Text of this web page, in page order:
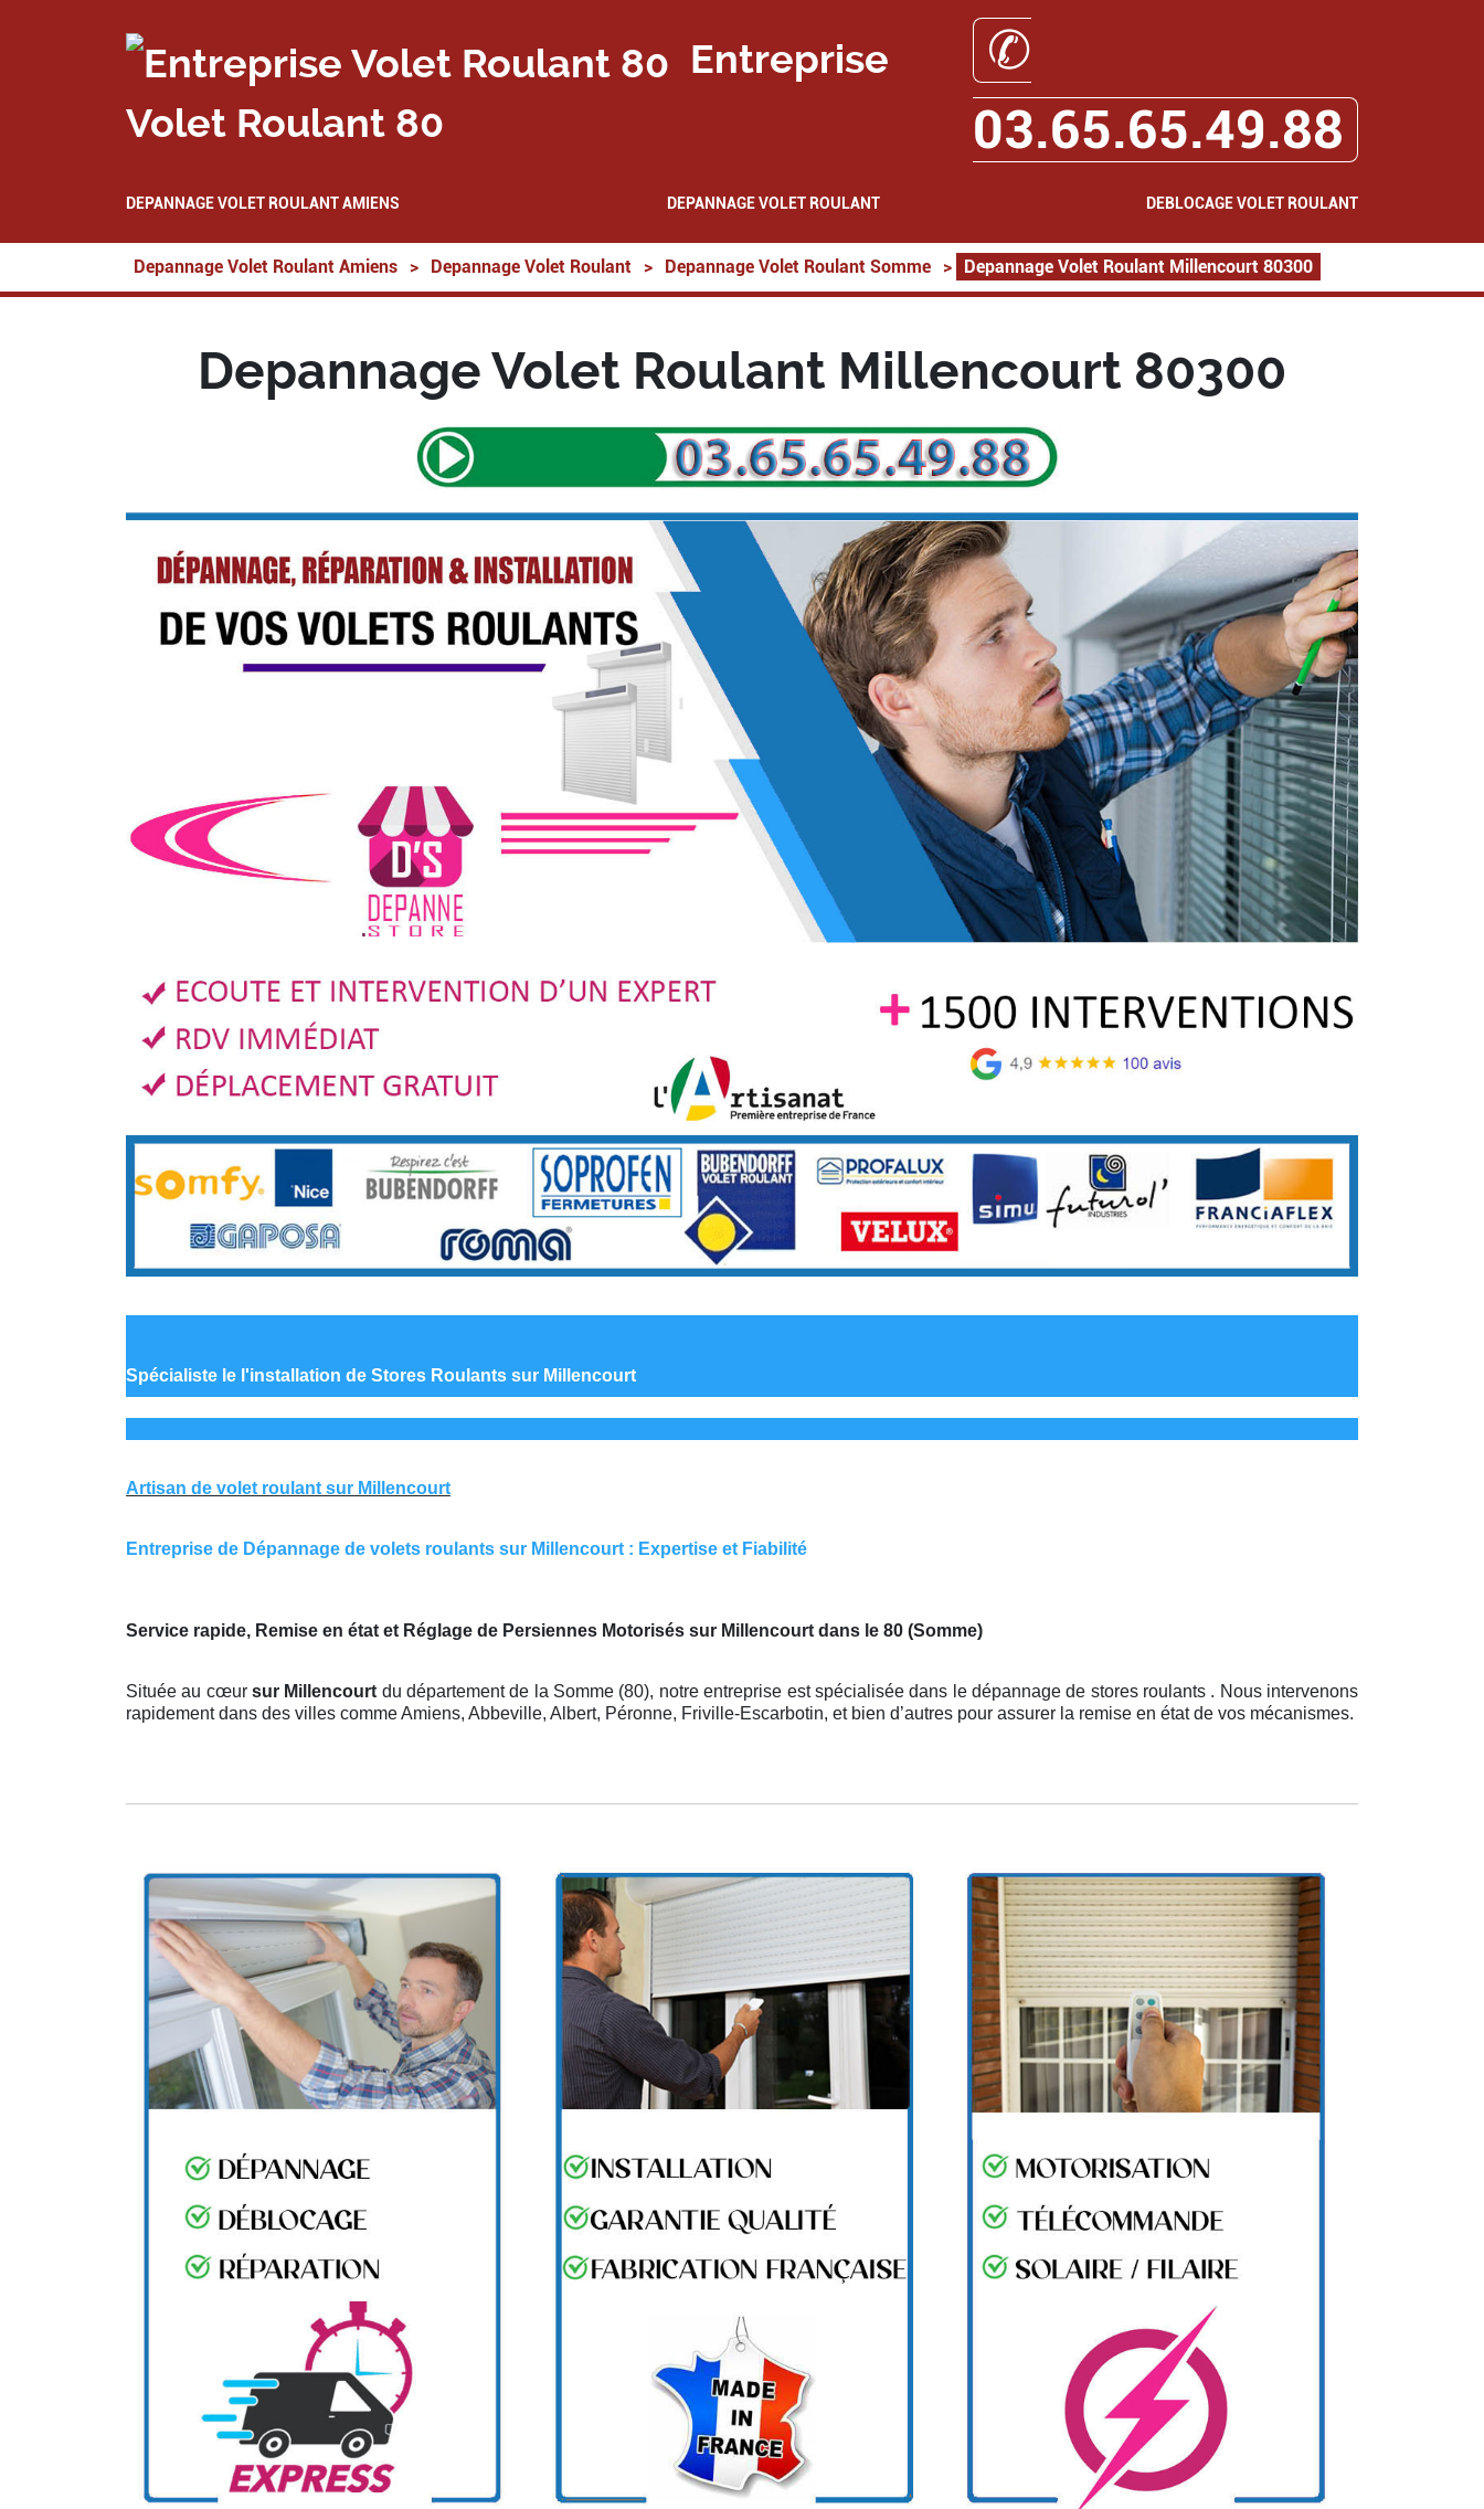
Entreprise
Volet Roulant 80
✆
03.65.65.49.88
DEPANNAGE VOLET ROULANT AMIENS DEPANNAGE VOLET ROULANT DEBLOCAGE VOLET ROULANT
Depannage Volet Roulant Amiens > Depannage Volet Roulant > Depannage Volet Roulant Somme > Depannage Volet Roulant Millencourt 80300
Depannage Volet Roulant Millencourt 80300
Spécialiste le l'installation de Stores Roulants sur Millencourt
Artisan de volet roulant sur Millencourt
Entreprise de Dépannage de volets roulants sur Millencourt : Expertise et Fiabilité
Service rapide, Remise en état et Réglage de Persiennes Motorisés sur Millencourt dans le 80 (Somme)
Située au cœursur Millencourt du département de la Somme (80), notre entreprise est spécialisée dans le dépannage de stores roulants . Nous intervenons
rapidement dans des villes comme Amiens, Abbeville, Albert, Péronne, Friville-Escarbotin, et bien d’autres pour assurer la remise en état de vos mécanismes.